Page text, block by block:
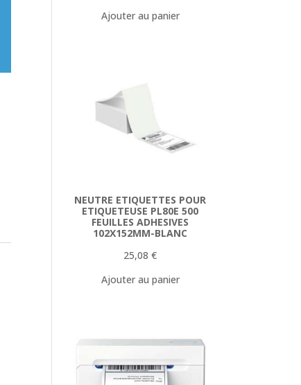
initial
Ajouter au panier
NEUTRE ETIQUETTES POUR
ETIQUETEUSE PL80E 500
FEUILLES ADHESIVES
102X152MM-BLANC
25,08€
Ajouter au panier